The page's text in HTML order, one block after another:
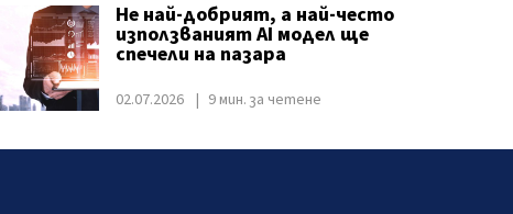
Не най-добрият, а най-често
използваният AI модел ще
спечели на пазара
02.07.2026 9 мин. за четене